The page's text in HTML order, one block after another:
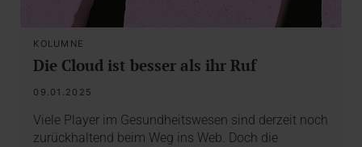
KOLUMNE
Die Cloud ist besser als ihr Ruf
09.01.2025
Viele Player im Gesundheitswesen sind derzeit noch
zurückhaltend beim Weg ins Web. Doch die